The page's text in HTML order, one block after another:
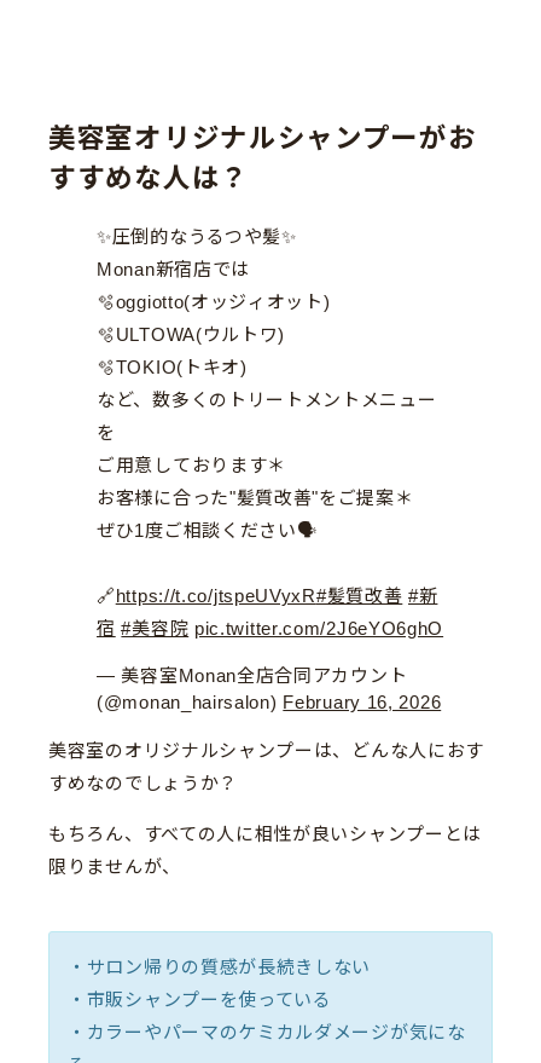
美容室オリジナルシャンプーがお
すすめな人は？
✨圧倒的なうるつや髪✨
Monan新宿店では
🫧oggiotto(オッジィオット)
🫧ULTOWA(ウルトワ)
🫧TOKIO(トキオ)
など、数多くのトリートメントメニュー
を
ご用意しております＊
お客様に合った"髪質改善"をご提案＊
ぜひ1度ご相談ください🗣️
🔗 https://t.co/jtspeUVyxR#髪質改善 #新
宿 #美容院 pic.twitter.com/2J6eYO6ghO
— 美容室Monan全店合同アカウント
(@monan_hairsalon) February 16, 2026
美容室のオリジナルシャンプーは、どんな人におす
すめなのでしょうか？
もちろん、すべての人に相性が良いシャンプーとは
限りませんが、
・サロン帰りの質感が長続きしない
・市販シャンプーを使っている
・カラーやパーマのケミカルダメージが気にな